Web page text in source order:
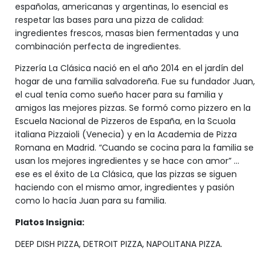
españolas, americanas y argentinas, lo esencial es
respetar las bases para una pizza de calidad:
ingredientes frescos, masas bien fermentadas y una
combinación perfecta de ingredientes.
Pizzería La Clásica nació en el año 2014 en el jardín del
hogar de una familia salvadoreña. Fue su fundador Juan,
el cual tenía como sueño hacer para su familia y
amigos las mejores pizzas. Se formó como pizzero en la
Escuela Nacional de Pizzeros de España, en la Scuola
italiana Pizzaioli (Venecia) y en la Academia de Pizza
Romana en Madrid. “Cuando se cocina para la familia se
usan los mejores ingredientes y se hace con amor” …
ese es el éxito de La Clásica, que las pizzas se siguen
haciendo con el mismo amor, ingredientes y pasión
como lo hacía Juan para su familia.
Platos Insignia:
DEEP DISH PIZZA, DETROIT PIZZA, NAPOLITANA PIZZA.